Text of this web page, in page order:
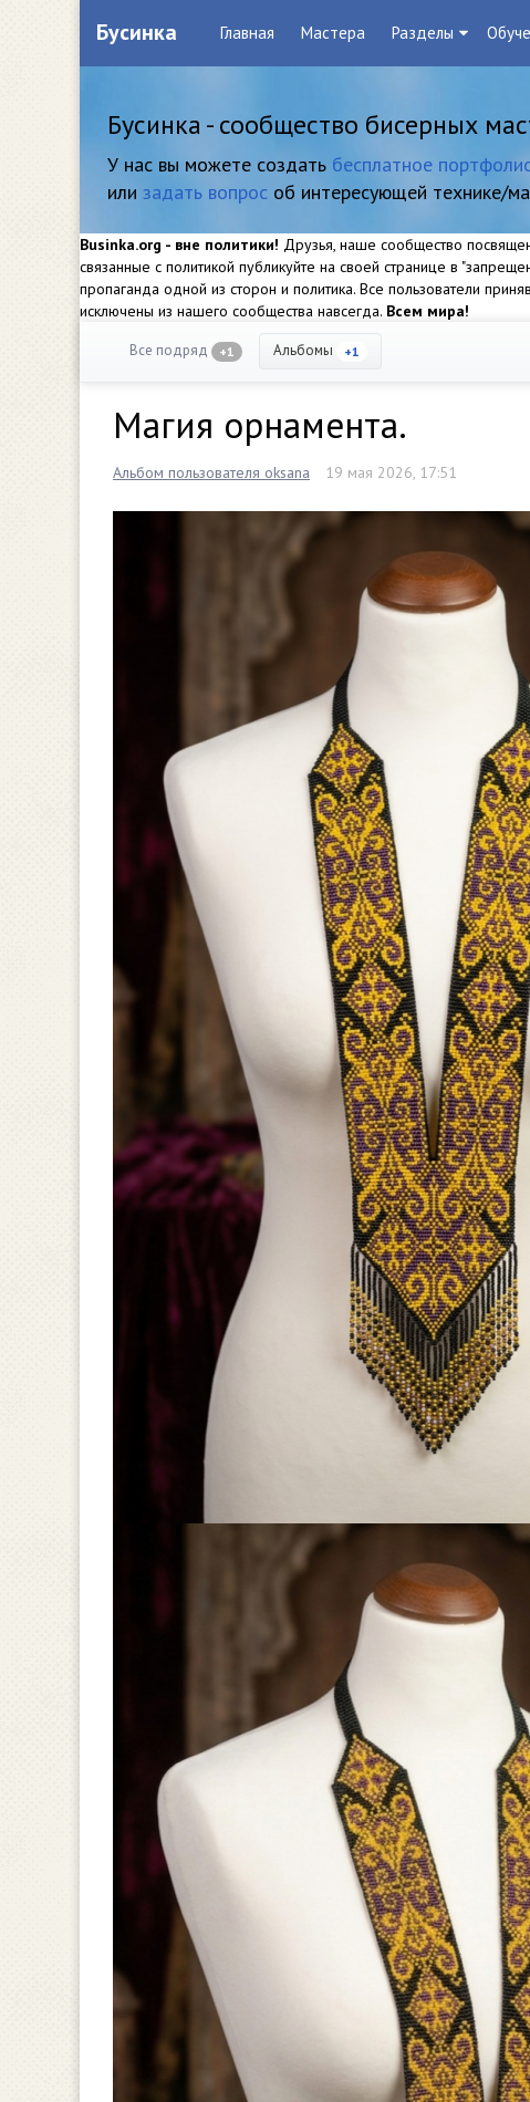
Бусинка Главная Мастера Разделы
Бусинка - сообщество бисерных
У нас вы можете создать бесплатное
или задать вопрос об интересующей технике/
Businka.org - вне политики! Друзья, наше сообщество
связанные с политикой публикуйте на своей странице в
пропаганда одной из сторон и политика. Все пользователи
исключены из нашего сообщества навсегда. Всем мира!
Все подряд +1 Альбомы +1
Магия орнамента.
Альбом пользователя oksana 19 мая 2026, 17:51